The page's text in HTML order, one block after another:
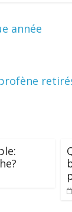
année